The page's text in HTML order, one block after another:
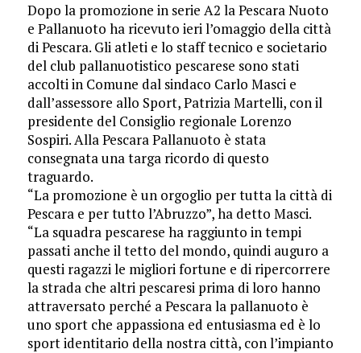
Dopo la promozione in serie A2 la Pescara Nuoto
e Pallanuoto ha ricevuto ieri l’omaggio della città
di Pescara. Gli atleti e lo staff tecnico e societario
del club pallanuotistico pescarese sono stati
accolti in Comune dal sindaco Carlo Masci e
dall’assessore allo Sport, Patrizia Martelli, con il
presidente del Consiglio regionale Lorenzo
Sospiri. Alla Pescara Pallanuoto è stata
consegnata una targa ricordo di questo
traguardo.
“La promozione è un orgoglio per tutta la città di
Pescara e per tutto l’Abruzzo”, ha detto Masci.
“La squadra pescarese ha raggiunto in tempi
passati anche il tetto del mondo, quindi auguro a
questi ragazzi le migliori fortune e di ripercorrere
la strada che altri pescaresi prima di loro hanno
attraversato perché a Pescara la pallanuoto è
uno sport che appassiona ed entusiasma ed è lo
sport identitario della nostra città, con l’impianto